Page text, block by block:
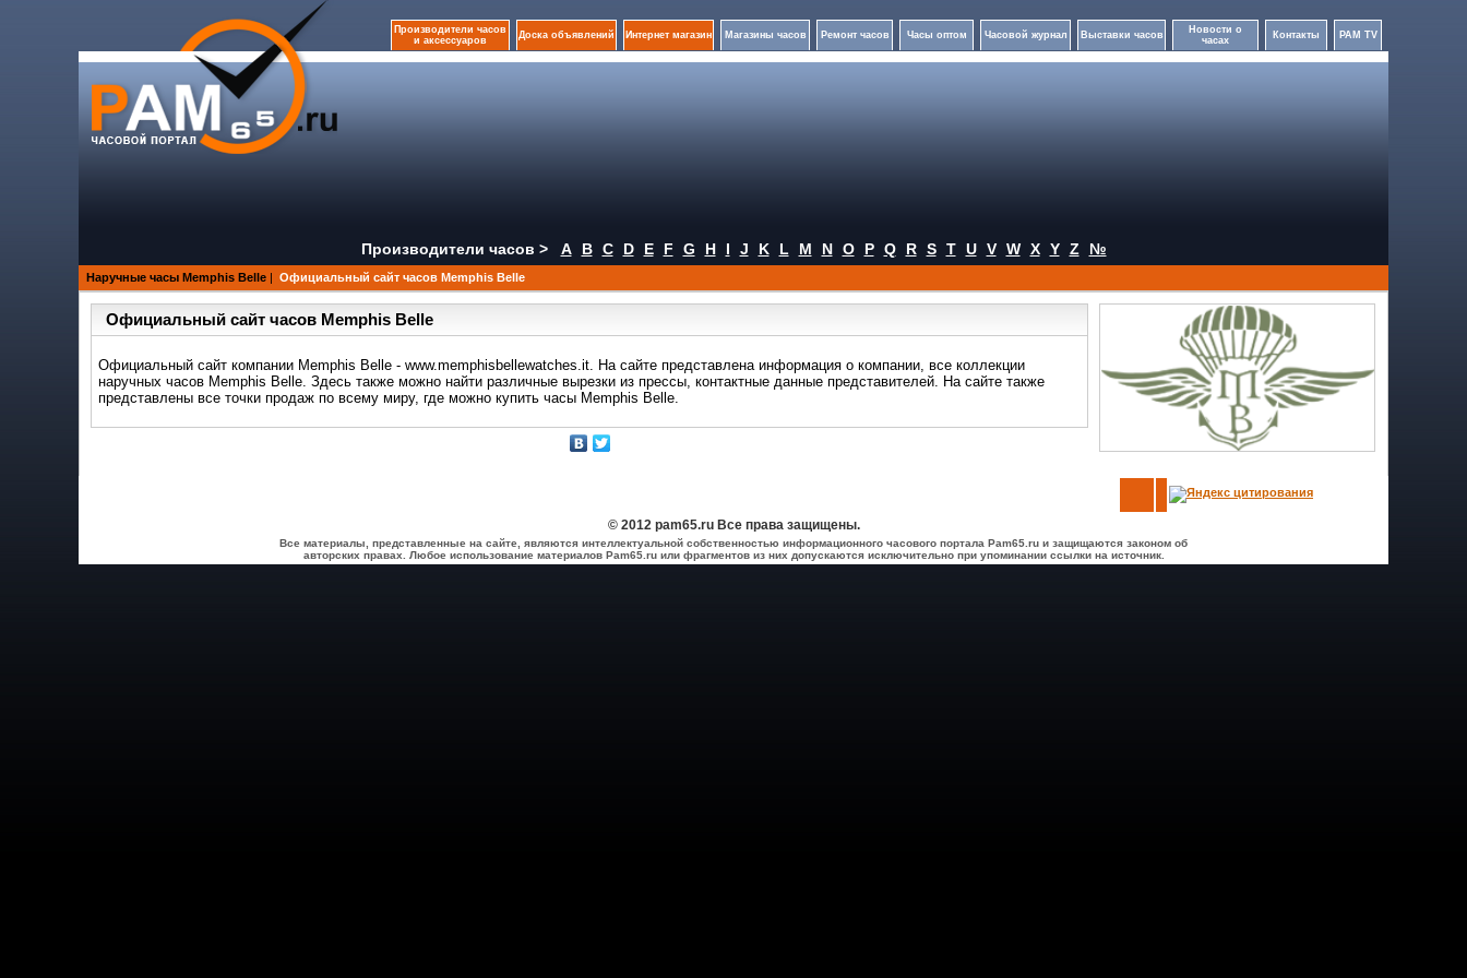
Производители часов
и аксессуаров
Доска объявлений Интернет магазин Магазины часов Ремонт часов Часы оптом Часовой журнал Выставки часов
Новости о
часах
Контакты PAM TV
Производители часов > A B C D E F G H I J K L M N O P Q R S T U V W X Y Z №
Наручные часы Memphis Belle | Официальный сайт часов Memphis Belle
Официальный сайт часов Memphis Belle
Официальный сайт компании Memphis Belle - www.memphisbellewatches.it. На сайте представлена информация о компании, все коллекции
наручных часов Memphis Belle. Здесь также можно найти различные вырезки из прессы, контактные данные представителей. На сайте также
представлены все точки продаж по всему миру, где можно купить часы Memphis Belle.
© 2012 pam65.ru Все права защищены.
Все материалы, представленные на сайте, являются интеллектуальной собственностью информационного часового портала Pam65.ru и защищаются законом об
авторских правах. Любое использование материалов Pam65.ru или фрагментов из них допускаются исключительно при упоминании ссылки на источник.